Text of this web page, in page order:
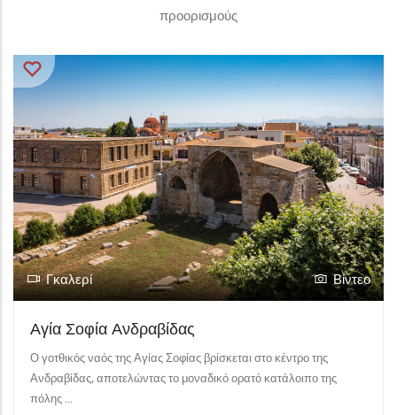
προορισμούς
Γκαλερί Βίντεο
Αγία Σοφία Ανδραβίδας
Ο γοτθικός ναός της Αγίας Σοφίας βρίσκεται στο κέντρο της
Ανδραβίδας, αποτελώντας το μοναδικό ορατό κατάλοιπο της
πόλης ...